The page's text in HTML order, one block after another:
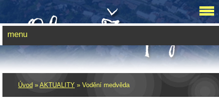
Úvod » AKTUALITY » Vodění medvěda
menu